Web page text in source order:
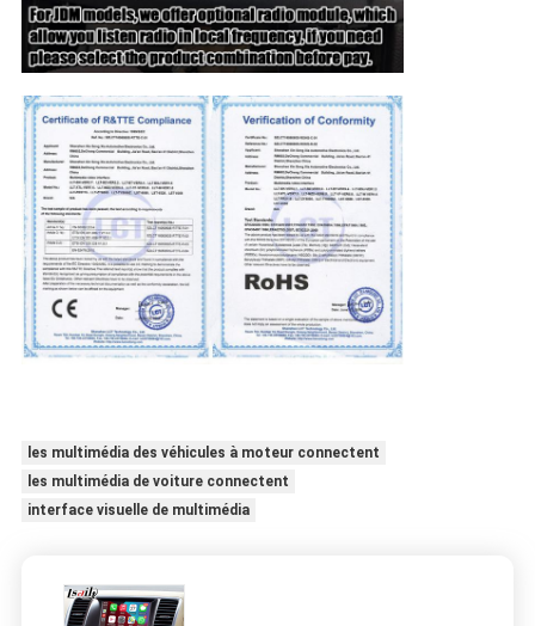
les multimédia des véhicules à moteur connectent
les multimédia de voiture connectent
interface visuelle de multimédia